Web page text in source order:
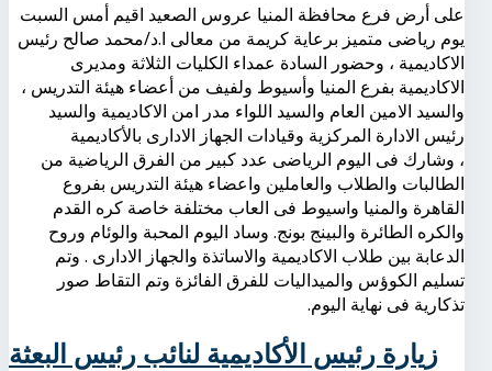
على أرض فرع محافظة المنيا عروس الصعيد اقيم أمس السبت
يوم رياضى متميز برعاية كريمة من معالى ا.د/محمد صالح رئيس
الاكاديمية ، وحضور السادة عمداء الكليات الثلاثة ومديرى
الاكاديمية بفرع المنيا وأسيوط ولفيف من أعضاء هيئة التدريس ،
والسيد الامين العام والسيد اللواء مدر امن الاكاديمية والسيد
رئيس الادارة المركزية وقيادات الجهاز الادارى بالأكاديمية
، وشارك فى اليوم الرياضى عدد كبير من الفرق الرياضية من
الطالبات والطلاب والعاملين واعضاء هيئة التدريس بفروع
القاهرة والمنيا واسيوط فى العاب مختلفة خاصة كره القدم
والكره الطائرة والبينج بونج. وساد اليوم المحبة والوئام وروح
الدعابة بين طلاب الاكاديمية والاساتذة والجهاز الادارى . وتم
تسليم الكوؤس والميداليات للفرق الفائزة وتم التقاط صور
تذكارية فى نهاية اليوم.
زيارة رئيس الأكاديمية لنائب رئيس البعثة